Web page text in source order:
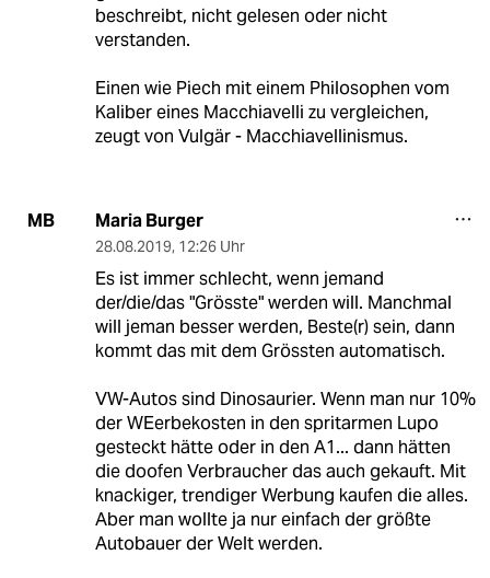
beschreibt, nicht gelesen oder nicht
verstanden.
Einen wie Piech mit einem Philosophen vom
Kaliber eines Macchiavelli zu vergleichen,
zeugt von Vulgär - Macchiavellinismus.
MB Maria Burger
28.08.2019, 12:26 Uhr
Es ist immer schlecht, wenn jemand
der/die/das "Grösste" werden will. Manchmal
will jeman besser werden, Beste(r) sein, dann
kommt das mit dem Grössten automatisch.
VW-Autos sind Dinosaurier. Wenn man nur 10%
der WEerbekosten in den spritarmen Lupo
gesteckt hätte oder in den A1... dann hätten
die doofen Verbraucher das auch gekauft. Mit
knackiger, trendiger Werbung kaufen die alles.
Aber man wollte ja nur einfach der größte
Autobauer der Welt werden.